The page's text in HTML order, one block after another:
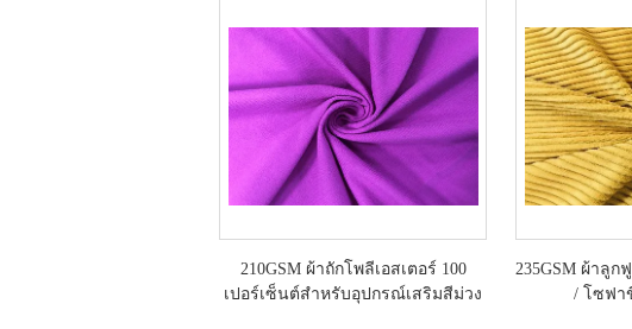
210GSM ผ้าถักโพลีเอสเตอร์ 100
เปอร์เซ็นต์สำหรับอุปกรณ์เสริมสีม่วง
235GSM ผ้าลูก
/ โซฟา